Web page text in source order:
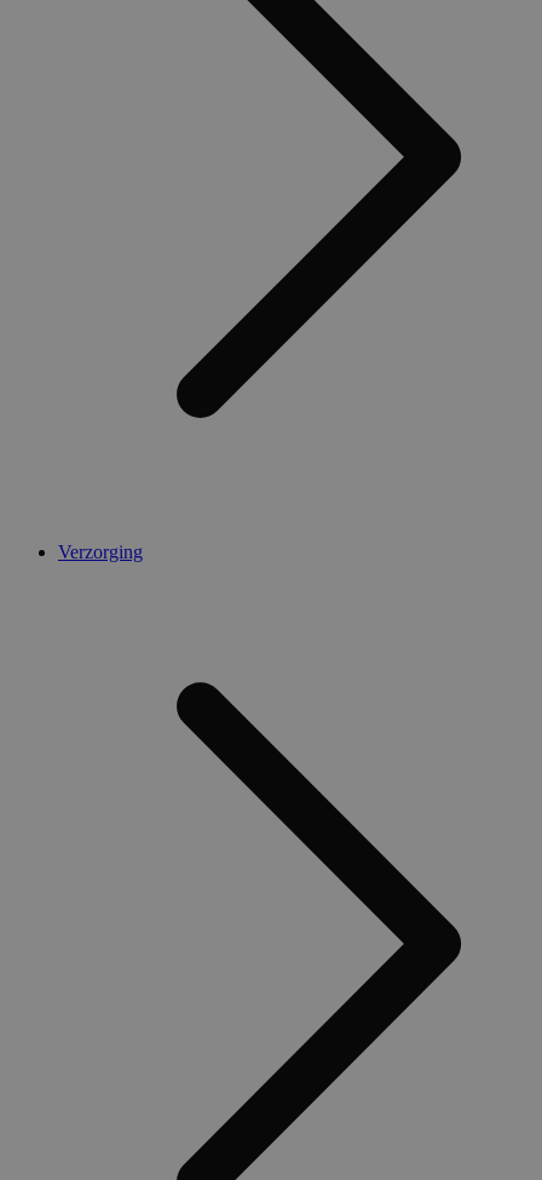
Verzorging